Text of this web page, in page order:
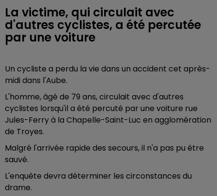
La victime, qui circulait avec
d'autres cyclistes, a été percutée
par une voiture
Un cycliste a perdu la vie dans un accident cet après-
midi dans l'Aube.
L'homme, âgé de 79 ans, circulait avec d'autres
cyclistes lorsqu'il a été percuté par une voiture rue
Jules-Ferry à la Chapelle-Saint-Luc en agglomération
de Troyes.
Malgré l'arrivée rapide des secours, il n'a pas pu être
sauvé.
L'enquête devra déterminer les circonstances du
drame.